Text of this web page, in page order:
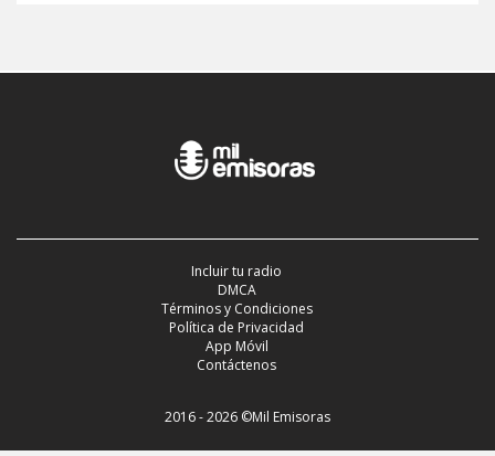
Incluir tu radio
DMCA
Términos y Condiciones
Política de Privacidad
App Móvil
Contáctenos
2016 - 2026 ©Mil Emisoras